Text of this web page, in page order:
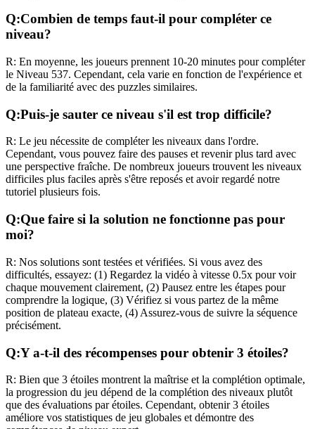
Q:Combien de temps faut-il pour compléter ce
niveau?
R: En moyenne, les joueurs prennent 10-20 minutes pour compléter
le Niveau 537. Cependant, cela varie en fonction de l'expérience et
de la familiarité avec des puzzles similaires.
Q:Puis-je sauter ce niveau s'il est trop difficile?
R: Le jeu nécessite de compléter les niveaux dans l'ordre.
Cependant, vous pouvez faire des pauses et revenir plus tard avec
une perspective fraîche. De nombreux joueurs trouvent les niveaux
difficiles plus faciles après s'être reposés et avoir regardé notre
tutoriel plusieurs fois.
Q:Que faire si la solution ne fonctionne pas pour
moi?
R: Nos solutions sont testées et vérifiées. Si vous avez des
difficultés, essayez: (1) Regardez la vidéo à vitesse 0.5x pour voir
chaque mouvement clairement, (2) Pausez entre les étapes pour
comprendre la logique, (3) Vérifiez si vous partez de la même
position de plateau exacte, (4) Assurez-vous de suivre la séquence
précisément.
Q:Y a-t-il des récompenses pour obtenir 3 étoiles?
R: Bien que 3 étoiles montrent la maîtrise et la complétion optimale,
la progression du jeu dépend de la complétion des niveaux plutôt
que des évaluations par étoiles. Cependant, obtenir 3 étoiles
améliore vos statistiques de jeu globales et démontre des